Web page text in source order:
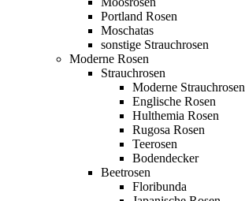
Portland Rosen
Moschatas
sonstige Strauchrosen
Moderne Rosen
Strauchrosen
Moderne Strauchrosen
Englische Rosen
Hulthemia Rosen
Rugosa Rosen
Teerosen
Bodendecker
Beetrosen
Floribunda